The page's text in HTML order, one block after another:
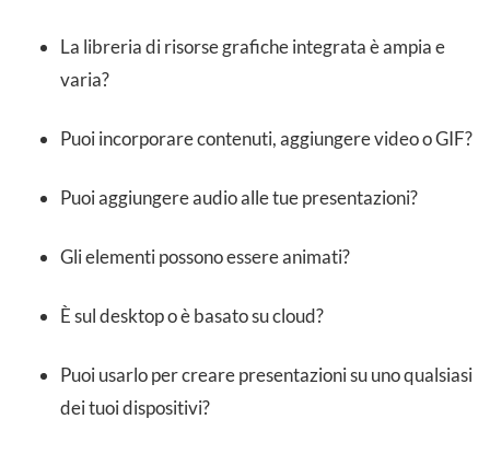
La libreria di risorse grafiche integrata è ampia e
varia?
Puoi incorporare contenuti, aggiungere video o GIF?
Puoi aggiungere audio alle tue presentazioni?
Gli elementi possono essere animati?
È sul desktop o è basato su cloud?
Puoi usarlo per creare presentazioni su uno qualsiasi
dei tuoi dispositivi?